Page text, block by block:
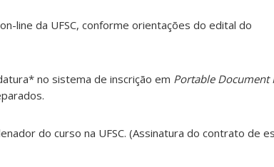
line da UFSC, conforme orientações do edital do
no sistema de inscrição em Portable Document
do curso na UFSC. (Assinatura do contrato de